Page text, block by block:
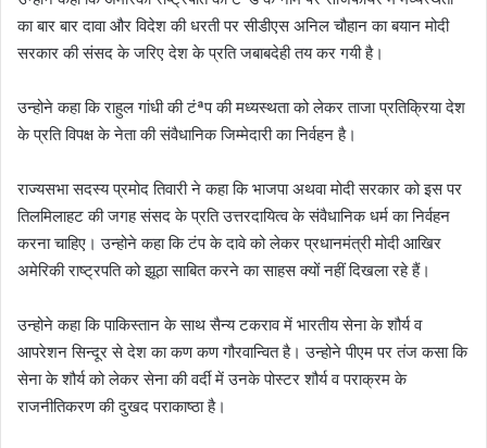
का बार बार दावा और विदेश की धरती पर सीडीएस अनिल चौहान का बयान मोदी
सरकार की संसद के जरिए देश के प्रति जबाबदेही तय कर गयी है।
उन्होने कहा कि राहुल गांधी की टंªप की मध्यस्थता को लेकर ताजा प्रतिक्रिया देश
के प्रति विपक्ष के नेता की संवैधानिक जिम्मेदारी का निर्वहन है।
राज्यसभा सदस्य प्रमोद तिवारी ने कहा कि भाजपा अथवा मोदी सरकार को इस पर
तिलमिलाहट की जगह संसद के प्रति उत्तरदायित्व के संवैधानिक धर्म का निर्वहन
करना चाहिए। उन्होने कहा कि टंप के दावे को लेकर प्रधानमंत्री मोदी आखिर
अमेरिकी राष्ट्रपति को झूठा साबित करने का साहस क्यों नहीं दिखला रहे हैं।
उन्होने कहा कि पाकिस्तान के साथ सैन्य टकराव में भारतीय सेना के शौर्य व
आपरेशन सिन्दूर से देश का कण कण गौरवान्वित है। उन्होने पीएम पर तंज कसा कि
सेना के शौर्य को लेकर सेना की वर्दी में उनके पोस्टर शौर्य व पराक्रम के
राजनीतिकरण की दुखद पराकाष्ठा है।